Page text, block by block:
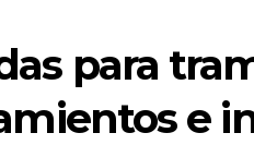
para
e